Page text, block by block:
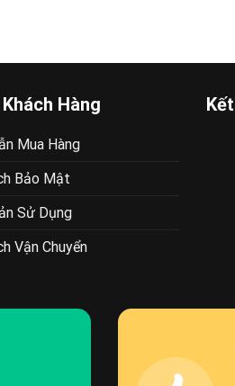
Hàng
Mua Hàng
Bảo Mật
Sử Dụng
Vận Chuyển